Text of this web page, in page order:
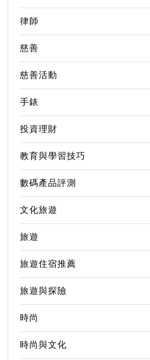
律師
慈善
慈善活動
手錶
投資理財
教育與學習技巧
數碼產品評測
文化旅遊
旅遊
旅遊住宿推薦
旅遊與探險
時尚
時尚與文化